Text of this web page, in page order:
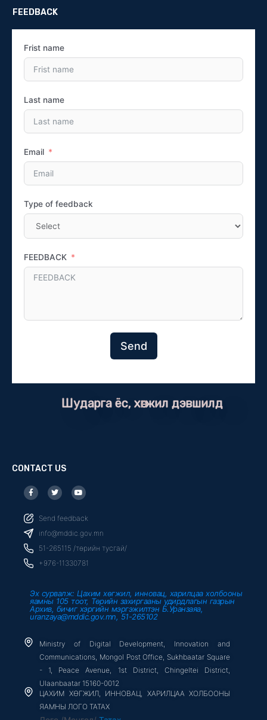
FEEDBACK
Frist name
Last name
Email
Type of feedback
FEEDBACK
Send
Шударга ёс, хөгжил дэвшилд
CONTACT US
F
a
c
b
o
o
k
f
T
w
i
t
r
Y
o
u
u
e
Send feedback
info@mddic.gov.mn
51-265115 /төрийн тусгай/
+976-11330781
Эх сурвалж: Цахим хөгжил, инновац, харилцаа холбооны
яамны 105 тоот, Төрийн захиргааны удирдлагын газрын
Архив, бичиг хэргийн мэргэжилтэн Б.Уранзаяа,
uranzaya@mddic.gov.mn, 51-265102
Ministry of Digital Development, Innovation and
Communications, Mongol Post Office, Sukhbaatar Square
- 1, Peace Avenue, 1st District, Chingeltei District,
Ulaanbaatar 15160-0012
ЦАХИМ ХӨГЖИЛ, ИННОВАЦ, ХАРИЛЦАА ХОЛБООНЫ
ЯАМНЫ ЛОГО ТАТАХ